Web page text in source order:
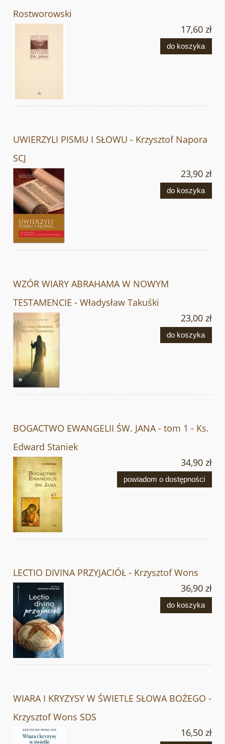
Rostworowski
17,60 zł
do koszyka
UWIERZYLI PISMU I SŁOWU - Krzysztof Napora
SCJ
23,90 zł
do koszyka
WZÓR WIARY ABRAHAMA W NOWYM
TESTAMENCIE - Władysław Takuśki
23,00 zł
do koszyka
BOGACTWO EWANGELII ŚW. JANA - tom 1 - Ks.
Edward Staniek
34,90 zł
powiadom o dostępności
LECTIO DIVINA PRZYJACIÓŁ - Krzysztof Wons
36,90 zł
do koszyka
WIARA I KRYZYSY W ŚWIETLE SŁOWA BOŻEGO -
Krzysztof Wons SDS
16,50 zł